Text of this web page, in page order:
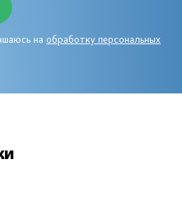
на обработку персональных